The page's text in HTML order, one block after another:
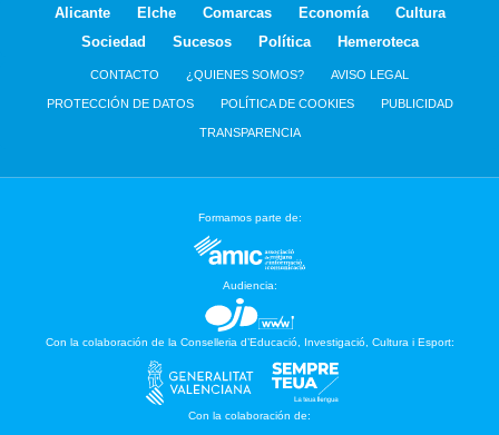
Alicante Elche Comarcas Economía
Cultura
Sociedad
Sucesos Política Hemeroteca
CONTACTO ¿QUIENES SOMOS? AVISO LEGAL
PROTECCIÓN DE DATOS POLÍTICA DE COOKIES PUBLICIDAD
TRANSPARENCIA
Formamos parte de:
Audiencia:
Con la colaboración de la Conselleria d’Educació, Investigació, Cultura i Esport:
Con la colaboración de: